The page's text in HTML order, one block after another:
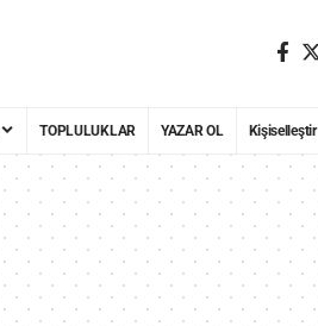
TOPLULUKLAR YAZAR OL Kişiselleştir